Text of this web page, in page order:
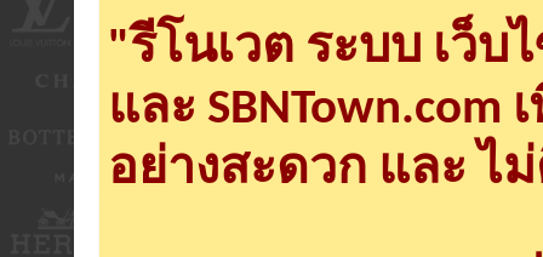
"รีโนเวต ระบบ เว็บ
และ
อย่างสะดวก และ ไ